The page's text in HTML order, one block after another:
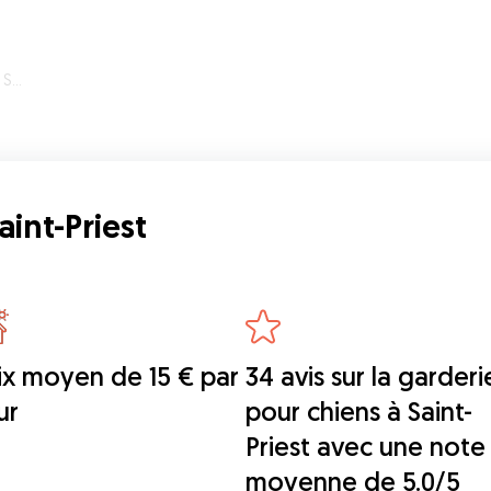
Priest
moyen de 15 € par 34 avis sur la
pour chiens à Saint-
Priest avec une note
moyenne de 5.0/5